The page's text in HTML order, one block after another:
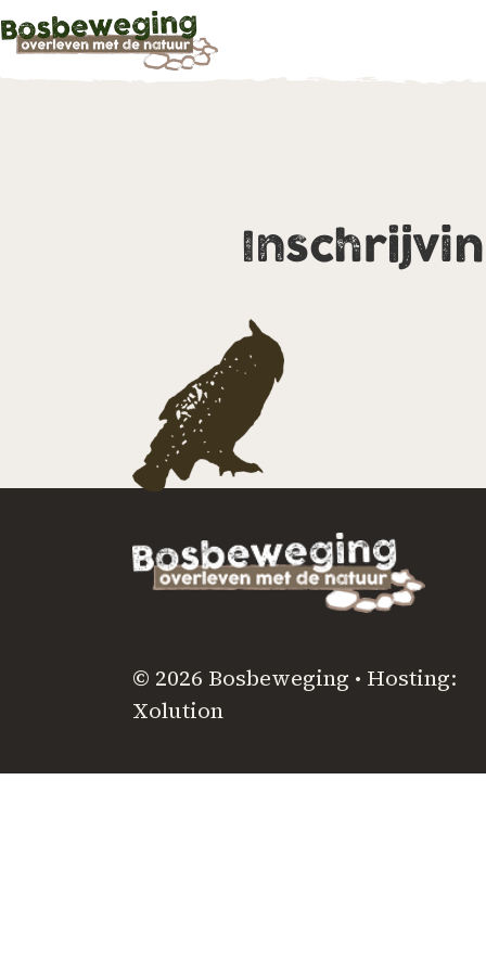
© 2026 Bosbeweging • Hosting:
Xolution